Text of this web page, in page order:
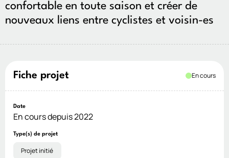
confortable en toute saison et créer de
nouveaux liens entre cyclistes et voisin-es
Fiche projet En cours
Date
En cours depuis 2022
Type(s) de projet
Projet initié